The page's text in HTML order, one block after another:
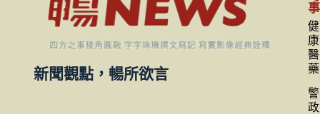
新聞觀點，暢所欲言
事
健
康
醫
藥
警
政